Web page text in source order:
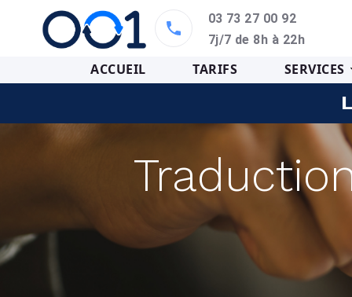
03 73 27 00 92
7j/7 de 8h à 22h
ACCUEIL TARIFS SERVICES